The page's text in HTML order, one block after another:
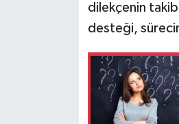
dilekçenin
desteği,